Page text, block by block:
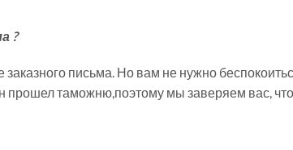
?
письма. Но вам не нужно
прошел таможню,поэтому мы заверяем вас,